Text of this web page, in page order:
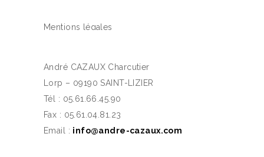
Mentions légales
André CAZAUX Charcutier
Lorp – 09190 SAINT-LIZIER
Tél : 05.61.66.45.90
Fax : 05.61.04.81.23
Email : info@andre-cazaux.com